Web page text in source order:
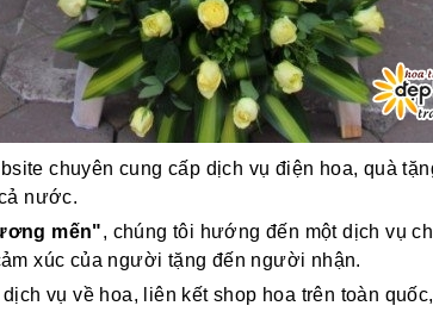
chuyên cung cấp dịch vụ điện hoa, quà
nước.
mến", chúng tôi hướng đến một dịch vụ
xúc của người tặng đến người nhận.
vụ về hoa, liên kết shop hoa trên toàn